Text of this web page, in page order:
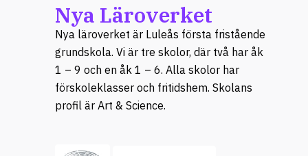
Nya Läroverket
Nya läroverket är Luleås första fristående
grundskola. Vi är tre skolor, där två har åk
1 – 9 och en åk 1 – 6. Alla skolor har
förskoleklasser och fritidshem. Skolans
profil är Art & Science.